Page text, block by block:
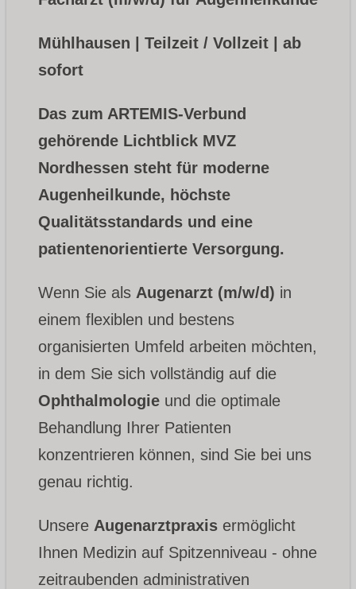
Mühlhausen | Teilzeit / Vollzeit | ab
sofort
Das zum ARTEMIS-Verbund
gehörende Lichtblick MVZ
Nordhessen steht für moderne
Augenheilkunde, höchste
Qualitätsstandards und eine
patientenorientierte Versorgung.
Wenn Sie als Augenarzt (m/w/d) in
einem flexiblen und bestens
organisierten Umfeld arbeiten möchten,
in dem Sie sich vollständig auf die
Ophthalmologie und die optimale
Behandlung Ihrer Patienten
konzentrieren können, sind Sie bei uns
genau richtig.
Unsere Augenarztpraxis ermöglicht
Ihnen Medizin auf Spitzenniveau - ohne
zeitraubenden administrativen